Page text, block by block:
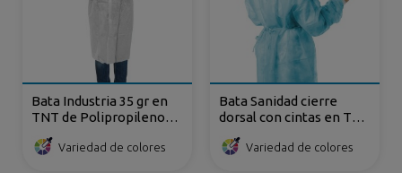
Bata Industria 35 gr en
TNT de Polipropileno
Variedad de colores
Bata Sanidad cierre
dorsal con cintas en TNT
Variedad de colores